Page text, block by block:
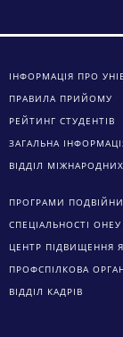
ІНФОРМАЦІЯ ПРО
ПРАВИЛА ПРИЙОМУ
РЕЙТИНГ СТУДЕНТІВ
ЗАГАЛЬНА
ВІДДІЛ МІЖНАРОДНИХ
ПРОГРАМИ
СПЕЦІАЛЬНОСТІ ОНЕУ
ЦЕНТР ПІДВИЩЕННЯ
ПРОФСПІЛКОВА
ВІДДІЛ КАДРІВ